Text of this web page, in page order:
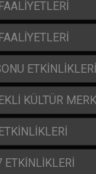
ETKİNLİKLERİ
KÜLTÜR